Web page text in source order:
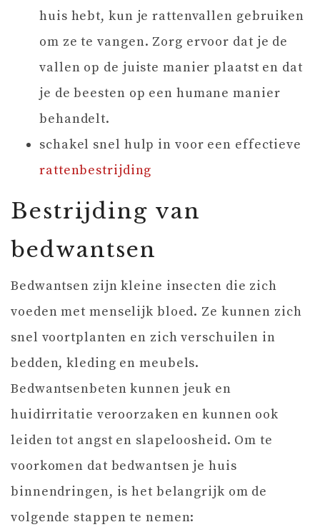
huis hebt, kun je rattenvallen gebruiken
om ze te vangen. Zorg ervoor dat je de
vallen op de juiste manier plaatst en dat
je de beesten op een humane manier
behandelt.
schakel snel hulp in voor een effectieve
rattenbestrijding
Bestrijding van
bedwantsen
Bedwantsen zijn kleine insecten die zich
voeden met menselijk bloed. Ze kunnen zich
snel voortplanten en zich verschuilen in
bedden, kleding en meubels.
Bedwantsenbeten kunnen jeuk en
huidirritatie veroorzaken en kunnen ook
leiden tot angst en slapeloosheid. Om te
voorkomen dat bedwantsen je huis
binnendringen, is het belangrijk om de
volgende stappen te nemen: